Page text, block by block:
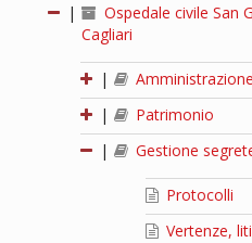
|
Ospedale civile San
Cagliari
|
Amministrazione
|
Patrimonio
|
Gestione
Protocolli
Vertenze,